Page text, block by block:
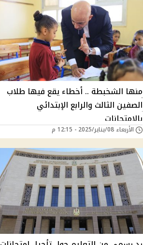
منها الشخبطة .. أخطاء يقع فيها طلاب
الصفين الثالث والرابع الإبتدائي
بالإمتحانات
الأربعاء 08/يناير/2025 - 12:15 م